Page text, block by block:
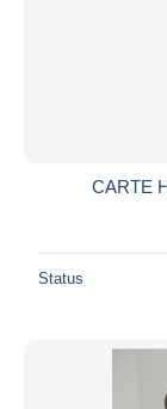
CARTE
Status